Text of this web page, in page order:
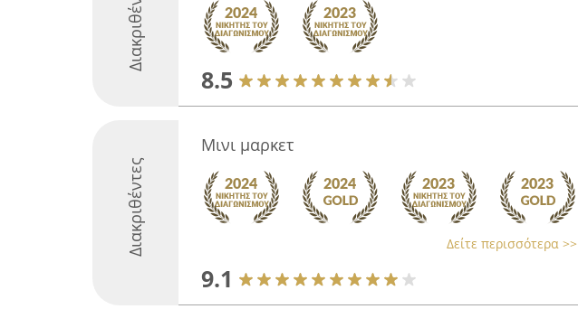
Διακριθέντες
8.5
Διακριθέντες
Μινι μαρκετ
Δείτε περισσότερα >>
9.1